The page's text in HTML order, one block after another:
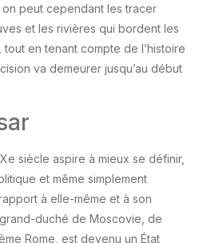
peut cependant les tracer
et les rivières qui bordent les
en tenant compte de l’histoire
va demeurer jusqu’au début
siècle aspire à mieux se définir,
et même simplement
à elle-même et à son
duché de Moscovie, de
Rome, est devenu un État